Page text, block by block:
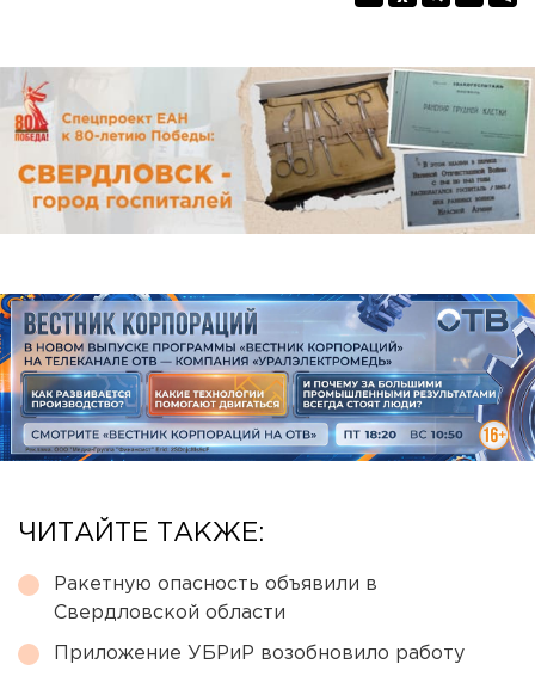
ЧИТАЙТЕ ТАКЖЕ:
Ракетную опасность объявили в
Свердловской области
Приложение УБРиР возобновило работу